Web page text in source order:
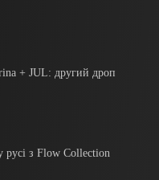
+ JUL: другий дроп
з Flow Collection